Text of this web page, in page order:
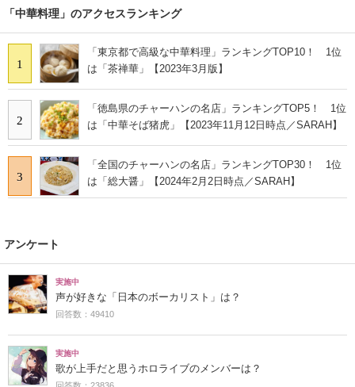
「中華料理」のアクセスランキング
1
「東京都で高級な中華料理」ランキングTOP10！ 1位
は「茶禅華」【2023年3月版】
2
「徳島県のチャーハンの名店」ランキングTOP5！ 1位
は「中華そば猪虎」【2023年11月12日時点／SARAH】
3
「全国のチャーハンの名店」ランキングTOP30！ 1位
は「総大醤」【2024年2月2日時点／SARAH】
アンケート
実施中
声が好きな「日本のボーカリスト」は？
回答数：49410
実施中
歌が上手だと思うホロライブのメンバーは？